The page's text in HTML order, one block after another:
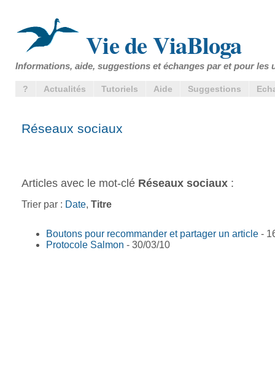
Vie de ViaBloga
Informations, aide, suggestions et échanges par et pour les
? Actualités Tutoriels Aide Suggestions
Réseaux sociaux
Articles avec le mot-clé Réseaux sociaux :
Trier par : Date, Titre
Boutons pour recommander et partager un article -
Protocole Salmon - 30/03/10